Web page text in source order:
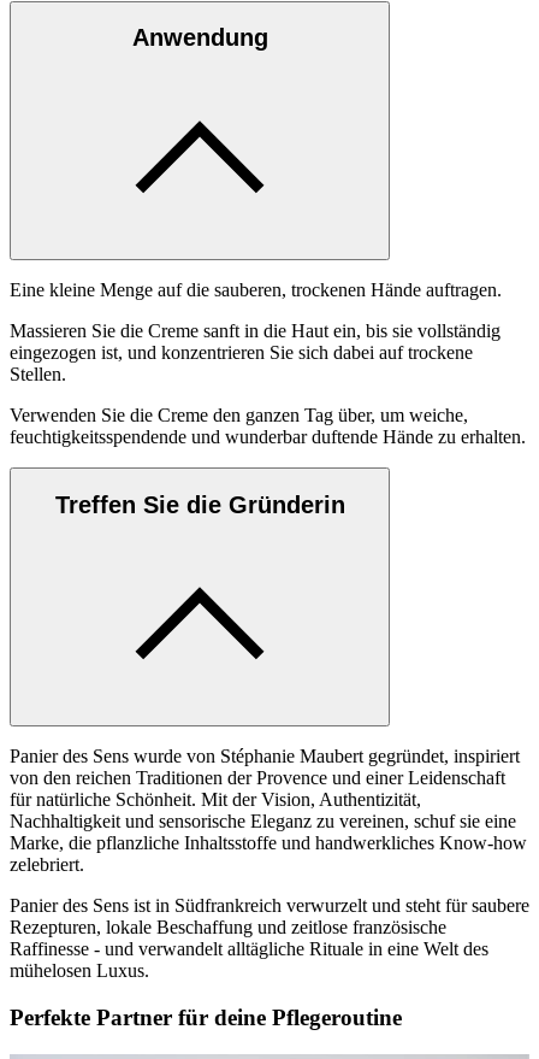
Anwendung
Eine kleine Menge auf die sauberen, trockenen Hände auftragen.
Massieren Sie die Creme sanft in die Haut ein, bis sie vollständig
eingezogen ist, und konzentrieren Sie sich dabei auf trockene
Stellen.
Verwenden Sie die Creme den ganzen Tag über, um weiche,
feuchtigkeitsspendende und wunderbar duftende Hände zu erhalten.
Treffen Sie die Gründerin
Panier des Sens wurde von Stéphanie Maubert gegründet, inspiriert
von den reichen Traditionen der Provence und einer Leidenschaft
für natürliche Schönheit. Mit der Vision, Authentizität,
Nachhaltigkeit und sensorische Eleganz zu vereinen, schuf sie eine
Marke, die pflanzliche Inhaltsstoffe und handwerkliches Know-how
zelebriert.
Panier des Sens ist in Südfrankreich verwurzelt und steht für saubere
Rezepturen, lokale Beschaffung und zeitlose französische
Raffinesse - und verwandelt alltägliche Rituale in eine Welt des
mühelosen Luxus.
Perfekte Partner für deine Pflegeroutine